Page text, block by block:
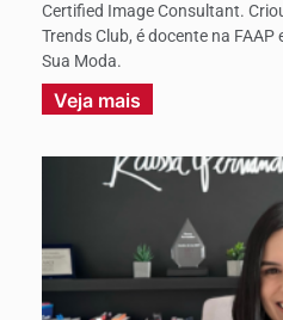
Certified Image Consultant.
Trends Club, é docente na
Sua Moda.
Veja mais